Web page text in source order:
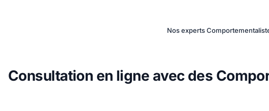
Nos experts
Consultation en ligne avec des